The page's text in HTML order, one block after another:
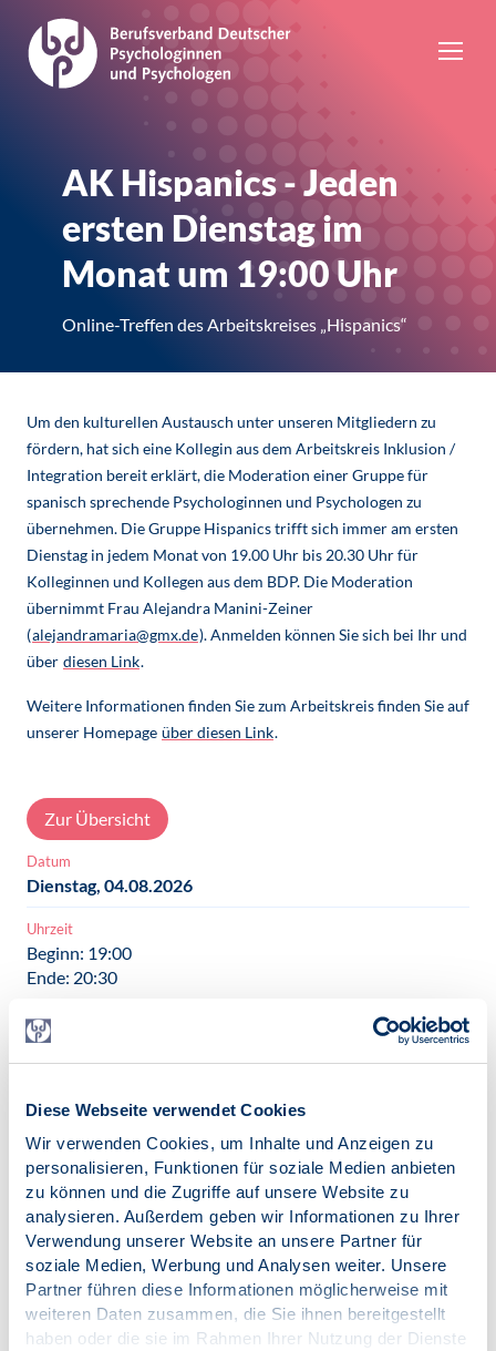
Diese Webseite verwendet Cookies
Wir verwenden Cookies, um Inhalte und Anzeigen zu
personalisieren, Funktionen für soziale Medien anbieten
zu können und die Zugriffe auf unsere Website zu
analysieren. Außerdem geben wir Informationen zu Ihrer
Verwendung unserer Website an unsere Partner für
soziale Medien, Werbung und Analysen weiter. Unsere
Partner führen diese Informationen möglicherweise mit
weiteren Daten zusammen, die Sie ihnen bereitgestellt
haben oder die sie im Rahmen Ihrer Nutzung der Dienste
AK Hispanics - Jeden
ersten Dienstag im
Monat um 19:00 Uhr
Online-Treffen des Arbeitskreises „Hispanics“
Um den kulturellen Austausch unter unseren Mitgliedern zu
fördern, hat sich eine Kollegin aus dem Arbeitskreis Inklusion /
Integration bereit erklärt, die Moderation einer Gruppe für
spanisch sprechende Psychologinnen und Psychologen zu
übernehmen. Die Gruppe Hispanics trifft sich immer am ersten
Dienstag in jedem Monat von 19.00 Uhr bis 20.30 Uhr für
Kolleginnen und Kollegen aus dem BDP. Die Moderation
übernimmt Frau Alejandra Manini-Zeiner
(alejandramaria@gmx.de). Anmelden können Sie sich bei Ihr und
über diesen Link.
Weitere Informationen finden Sie zum Arbeitskreis finden Sie auf
unserer Homepage über diesen Link.
Zur Übersicht
Datum
Dienstag, 04.08.2026
Uhrzeit
Beginn: 19:00
Ende: 20:30
Kontakt
Alejandra Manini-Zeiner
alejandramaria@gmx.de
Anmeldung
Zum Meeting
freier Eintritt
ja
iCalendar
Termin exportieren